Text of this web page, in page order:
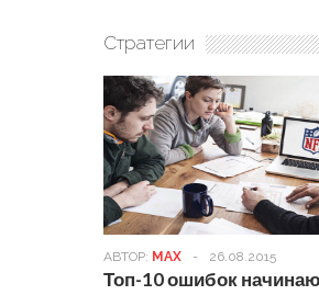
Стратегии
АВТОР: MAX - 26.08.2015
Топ-10 ошибок